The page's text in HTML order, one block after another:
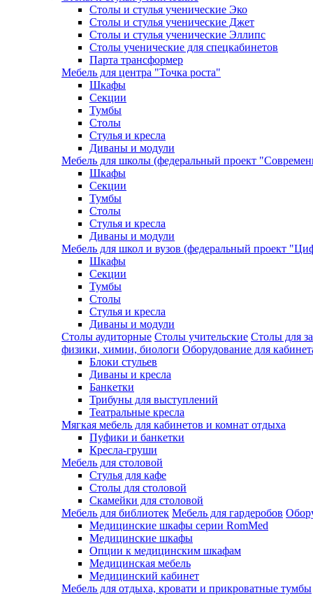
Столы и стулья ученические Эко
Столы и стулья ученические Джет
Столы и стулья ученические Эллипс
Столы ученические для спецкабинетов
Парта трансформер
Мебель для центра "Точка роста"
Шкафы
Секции
Тумбы
Столы
Стулья и кресла
Диваны и модули
Мебель для школы (федеральный проект
Шкафы
Секции
Тумбы
Столы
Стулья и кресла
Диваны и модули
Мебель для школ и вузов (федеральный проект
Шкафы
Секции
Тумбы
Столы
Стулья и кресла
Диваны и модули
Столы аудиторные Столы учительские Столы для
физики, химии, биологи Оборудование для
Блоки стульев
Диваны и кресла
Банкетки
Трибуны для выступлений
Театральные кресла
Мягкая мебель для кабинетов и комнат отдыха
Пуфики и банкетки
Кресла-груши
Мебель для столовой
Cтулья для кафе
Cтолы для столовой
Скамейки для столовой
Мебель для библиотек Мебель для гардеробов
Медицинские шкафы серии RomMed
Медицинские шкафы
Опции к медицинским шкафам
Медицинская мебель
Медицинский кабинет
Мебель для отдыха, кровати и прикроватные тумбы